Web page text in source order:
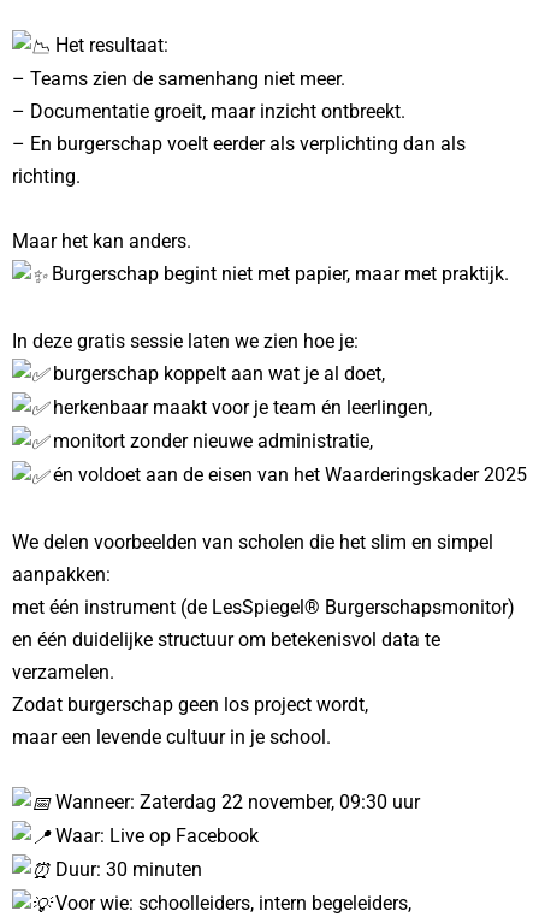
Het resultaat:
– Teams zien de samenhang niet meer.
– Documentatie groeit, maar inzicht ontbreekt.
– En burgerschap voelt eerder als verplichting dan als
richting.
Maar het kan anders.
Burgerschap begint niet met papier, maar met praktijk.
In deze gratis sessie laten we zien hoe je:
burgerschap koppelt aan wat je al doet,
herkenbaar maakt voor je team én leerlingen,
monitort zonder nieuwe administratie,
én voldoet aan de eisen van het Waarderingskader 2025
We delen voorbeelden van scholen die het slim en simpel
aanpakken:
met één instrument (de LesSpiegel® Burgerschapsmonitor)
en één duidelijke structuur om betekenisvol data te
verzamelen.
Zodat burgerschap geen los project wordt,
maar een levende cultuur in je school.
Wanneer: Zaterdag 22 november, 09:30 uur
Waar: Live op Facebook
Duur: 30 minuten
Voor wie: schoolleiders, intern begeleiders,